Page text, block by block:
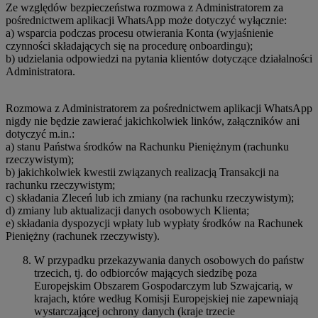
Ze względów bezpieczeństwa rozmowa z Administratorem za
pośrednictwem aplikacji WhatsApp może dotyczyć wyłącznie:
a) wsparcia podczas procesu otwierania Konta (wyjaśnienie
czynności składających się na procedurę onboardingu);
b) udzielania odpowiedzi na pytania klientów dotyczące działalności
Administratora.
Rozmowa z Administratorem za pośrednictwem aplikacji WhatsApp
nigdy nie będzie zawierać jakichkolwiek linków, załączników ani
dotyczyć m.in.:
a) stanu Państwa środków na Rachunku Pieniężnym (rachunku
rzeczywistym);
b) jakichkolwiek kwestii związanych realizacją Transakcji na
rachunku rzeczywistym;
c) składania Zleceń lub ich zmiany (na rachunku rzeczywistym);
d) zmiany lub aktualizacji danych osobowych Klienta;
e) składania dyspozycji wpłaty lub wypłaty środków na Rachunek
Pieniężny (rachunek rzeczywisty).
W przypadku przekazywania danych osobowych do państw
trzecich, tj. do odbiorców mających siedzibę poza
Europejskim Obszarem Gospodarczym lub Szwajcarią, w
krajach, które według Komisji Europejskiej nie zapewniają
wystarczającej ochrony danych (kraje trzecie